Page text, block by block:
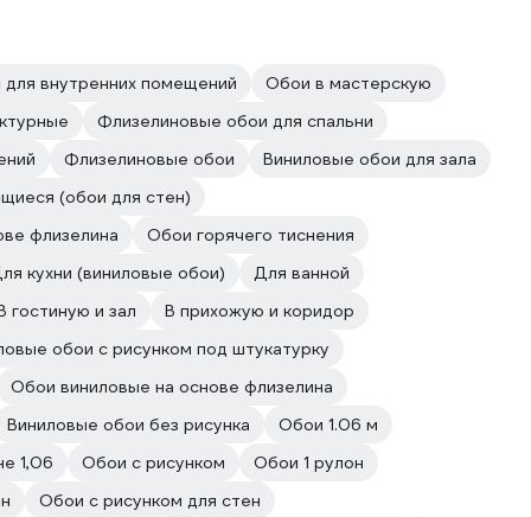
внутренних помещений
Обои в мастерскую
Флизелиновые обои для спальни
Флизелиновые обои
Виниловые обои для зала
(обои для стен)
флизелина
Обои горячего тиснения
кухни (виниловые обои)
Для ванной
гостиную и зал
В прихожую и коридор
обои с рисунком под штукатурку
Обои виниловые на основе флизелина
Виниловые обои без рисунка
Обои 1.06 м
1,06 Обои с рисунком
Обои 1 рулон
Обои с рисунком для стен